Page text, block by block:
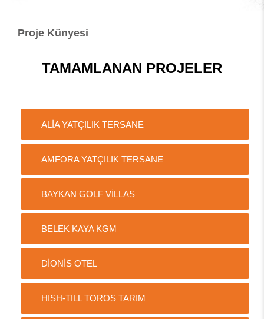
Proje Künyesi
TAMAMLANAN PROJELER
ALİA YATÇILIK TERSANE
AMFORA YATÇILIK TERSANE
BAYKAN GOLF VİLLAS
BELEK KAYA KGM
DİONİS OTEL
HISH-TILL TOROS TARIM